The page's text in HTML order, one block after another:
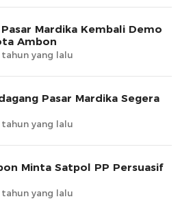
Mardika Kembali Demo
Ambon
tahun yang lalu
Pasar Mardika Segera
tahun yang lalu
Minta Satpol PP Persuasif
tahun yang lalu